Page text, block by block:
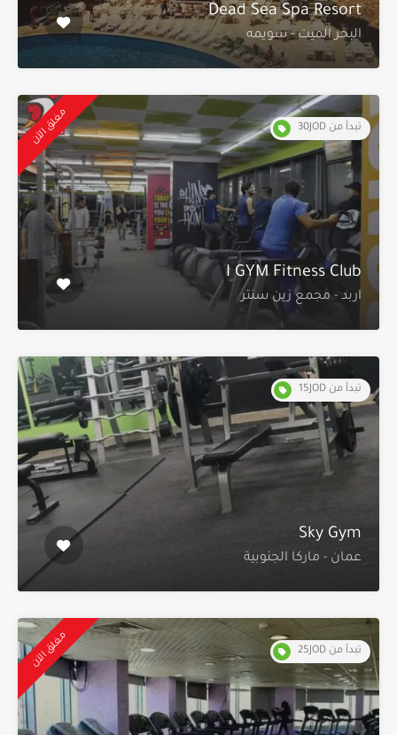
Dead Sea Spa Resort
البحر الميت - سويمه
تبدأ من 30JOD مغلق الآن
I GYM Fitness Club
اربد - مجمع زين سنتر
تبدأ من 15JOD
Sky Gym
عمان - ماركا الجنوبية
تبدأ من 25JOD مغلق الآن